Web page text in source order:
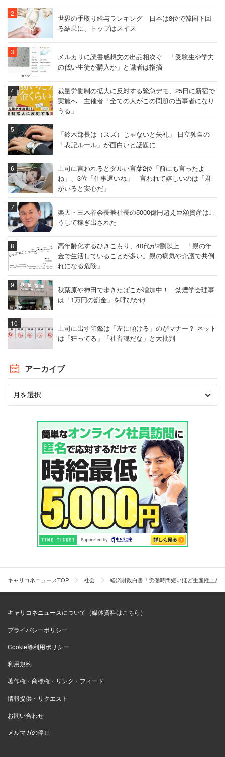
世界の手取り給与ランキング 日本は8位で韓国下回
る結果に、トップはスイス
メルカリに読書感想文の出品相次ぐ 「受験生や学力
の低い生徒が購入か」と識者は指摘
裁量労働制の拡大に反対する緊急デモ、25日に新宿で
実施へ 主催者「全ての人がこの問題の当事者になり
うる」
「鈴木部長は（スズ）じゃないと失礼」 日立独自の
「表記ルール」が面白いと話題に
上司に言われるとダルい言葉2位「前にも言ったよ
ね」、3位「仕事遅いね」 言われて嬉しいのは「君
がいると安心だ」
楽天・三木谷会長兼社長の5000億円超え巨額資産はこ
うして稼ぎ出された
高年齢化するひきこもり、40代が2割以上 「親の年
金で生活していることが多い。親の病気や介護で共倒
れになる危険」
秋葉原や神田で歩きたばこが増加中！ 禁煙学会理事
は「1万円の罰金」を呼びかけ
上司に出す印鑑は「左に傾ける」のがマナー？ ネット
は「狂ってる」「社畜魂だな」と大批判
アーカイブ
キャリコネニュースTOP 社会 経済財政白書「労働時間短いほど生産性上
キャリコネニュースについて（媒体資料はこちら）
プライバシーポリシー
Cookie等利用ポリシー
利用規約
著作権・商標権・リンク・フィード
情報提供・リクエスト
お問い合わせ
メルマガの停止